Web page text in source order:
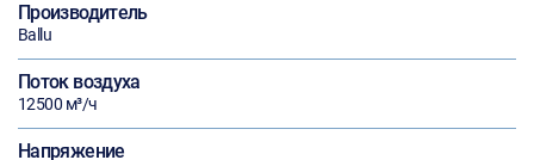
Производитель
Ballu
Поток воздуха
12500 м³/ч
Напряжение